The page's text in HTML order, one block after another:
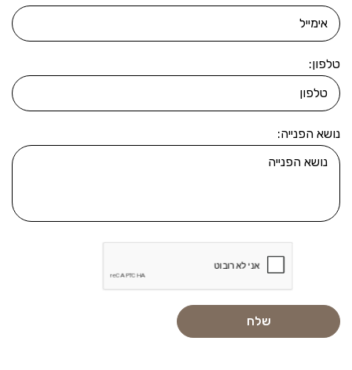
טלפון:
נושא הפנייה: